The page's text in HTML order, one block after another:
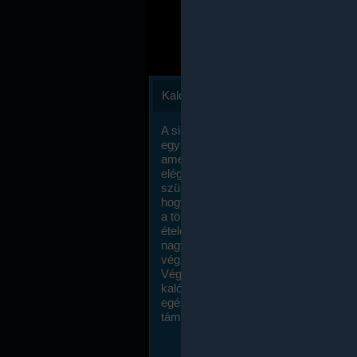
Kalóriaszámlálás
A sikeres fogyás titka valójában igen
egyszerű: égess több energiát, mint
amennyit beviszel. Természetesen
elég nagy fegyelemre és akaraterőre
szükség, de meglepődve fogod
hogy a kalóriaszámolás mennyire
a többi diétához képest. Itt nincsenek
ételek és a megengedett kalóriabevitelt
nagymértékben növelheted ha
végzel.
Végül, de nem utolsó sorban, a
kalóriaszámolás módszerét a legtöbb
egészségügyi szakorvos ajánlja és
támogatja.